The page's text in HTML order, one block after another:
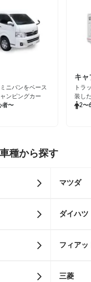
ニバンをベース
ンピングカー
者〜
キャ
トラ
装し
2〜
種から探す
マツダ
ダイハツ
フィアッ
三菱